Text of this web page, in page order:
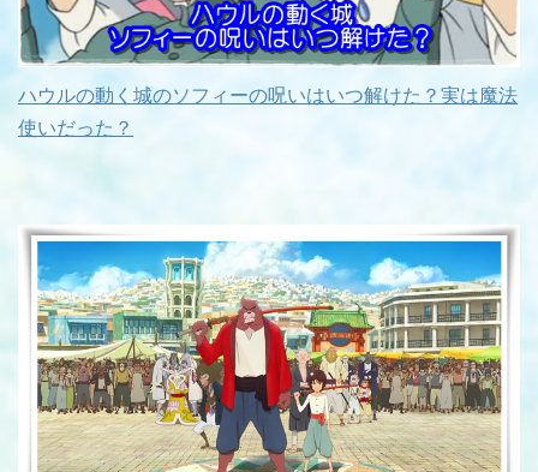
ハウルの動く城のソフィーの呪いはいつ解けた？実は魔法
使いだった？